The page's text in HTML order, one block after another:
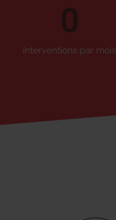
interventions par mois
0